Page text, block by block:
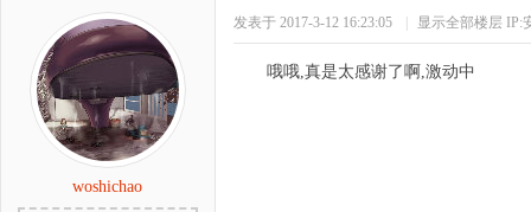
woshichao
发表于 2017-3-12 16:23:05 显示全部楼层 IP:
哦哦,真是太感谢了啊,激动中